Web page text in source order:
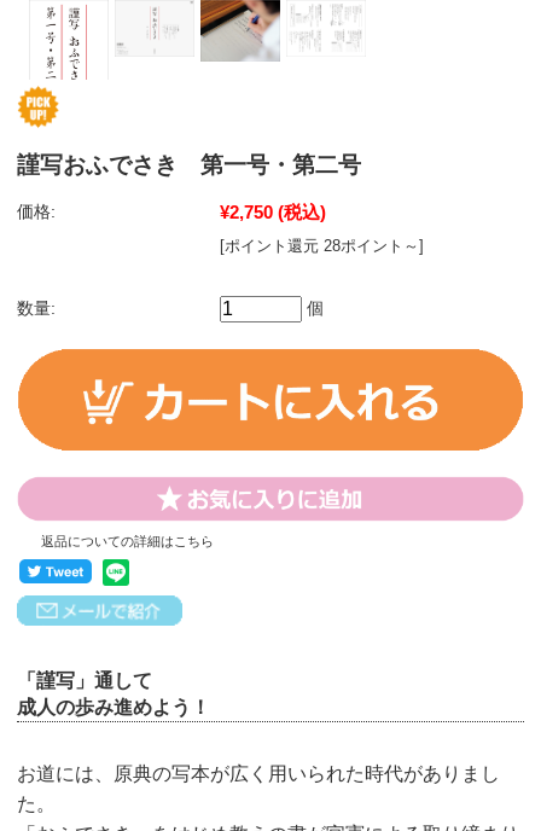
謹写おふでさき 第一号・第二号
価格: ¥2,750 (税込)
[ポイント還元 28ポイント～]
数量: 個
返品についての詳細はこちら
「謹写」通して
成人の歩み進めよう！
お道には、原典の写本が広く用いられた時代がありまし
た。